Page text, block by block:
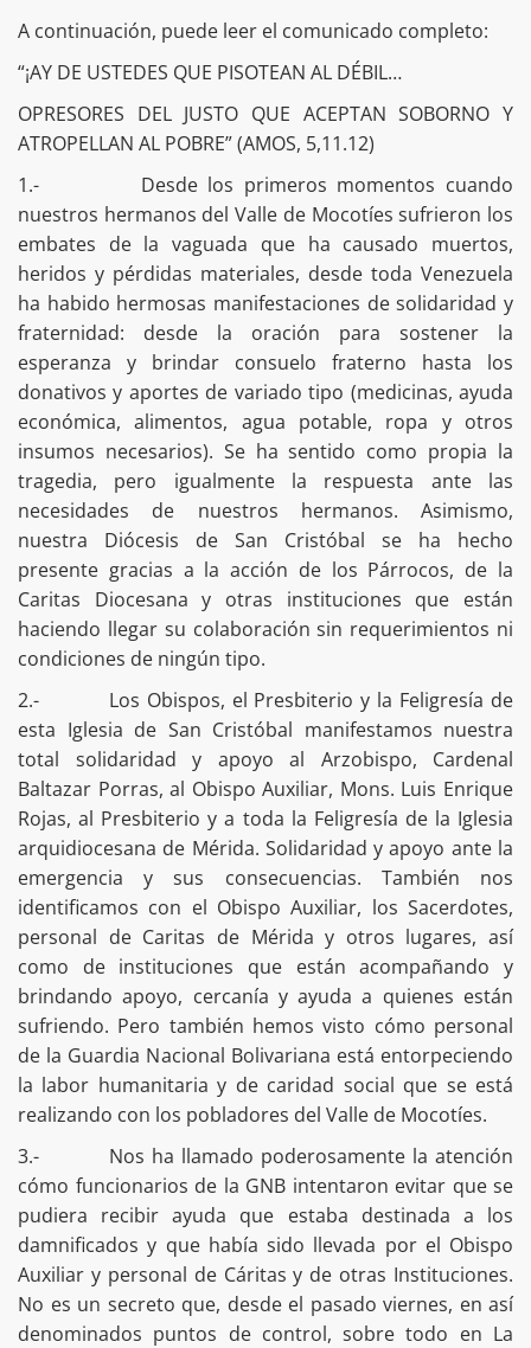
A continuación, puede leer el comunicado completo:
“¡AY DE USTEDES QUE PISOTEAN AL DÉBIL…
OPRESORES DEL JUSTO QUE ACEPTAN SOBORNO Y
ATROPELLAN AL POBRE” (AMOS, 5,11.12)
1.- Desde los primeros momentos cuando
nuestros hermanos del Valle de Mocotíes sufrieron los
embates de la vaguada que ha causado muertos,
heridos y pérdidas materiales, desde toda Venezuela
ha habido hermosas manifestaciones de solidaridad y
fraternidad: desde la oración para sostener la
esperanza y brindar consuelo fraterno hasta los
donativos y aportes de variado tipo (medicinas, ayuda
económica, alimentos, agua potable, ropa y otros
insumos necesarios). Se ha sentido como propia la
tragedia, pero igualmente la respuesta ante las
necesidades de nuestros hermanos. Asimismo,
nuestra Diócesis de San Cristóbal se ha hecho
presente gracias a la acción de los Párrocos, de la
Caritas Diocesana y otras instituciones que están
haciendo llegar su colaboración sin requerimientos ni
condiciones de ningún tipo.
2.- Los Obispos, el Presbiterio y la Feligresía de
esta Iglesia de San Cristóbal manifestamos nuestra
total solidaridad y apoyo al Arzobispo, Cardenal
Baltazar Porras, al Obispo Auxiliar, Mons. Luis Enrique
Rojas, al Presbiterio y a toda la Feligresía de la Iglesia
arquidiocesana de Mérida. Solidaridad y apoyo ante la
emergencia y sus consecuencias. También nos
identificamos con el Obispo Auxiliar, los Sacerdotes,
personal de Caritas de Mérida y otros lugares, así
como de instituciones que están acompañando y
brindando apoyo, cercanía y ayuda a quienes están
sufriendo. Pero también hemos visto cómo personal
de la Guardia Nacional Bolivariana está entorpeciendo
la labor humanitaria y de caridad social que se está
realizando con los pobladores del Valle de Mocotíes.
3.- Nos ha llamado poderosamente la atención
cómo funcionarios de la GNB intentaron evitar que se
pudiera recibir ayuda que estaba destinada a los
damnificados y que había sido llevada por el Obispo
Auxiliar y personal de Cáritas y de otras Instituciones.
No es un secreto que, desde el pasado viernes, en así
denominados puntos de control, sobre todo en La